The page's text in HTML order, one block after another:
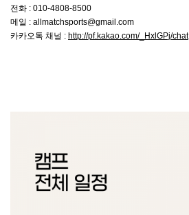
전화 : 010-4808-8500
메일 : allmatchsports@gmail.com
카카오톡 채널 : http://pf.kakao.com/_HxlGPj/chat